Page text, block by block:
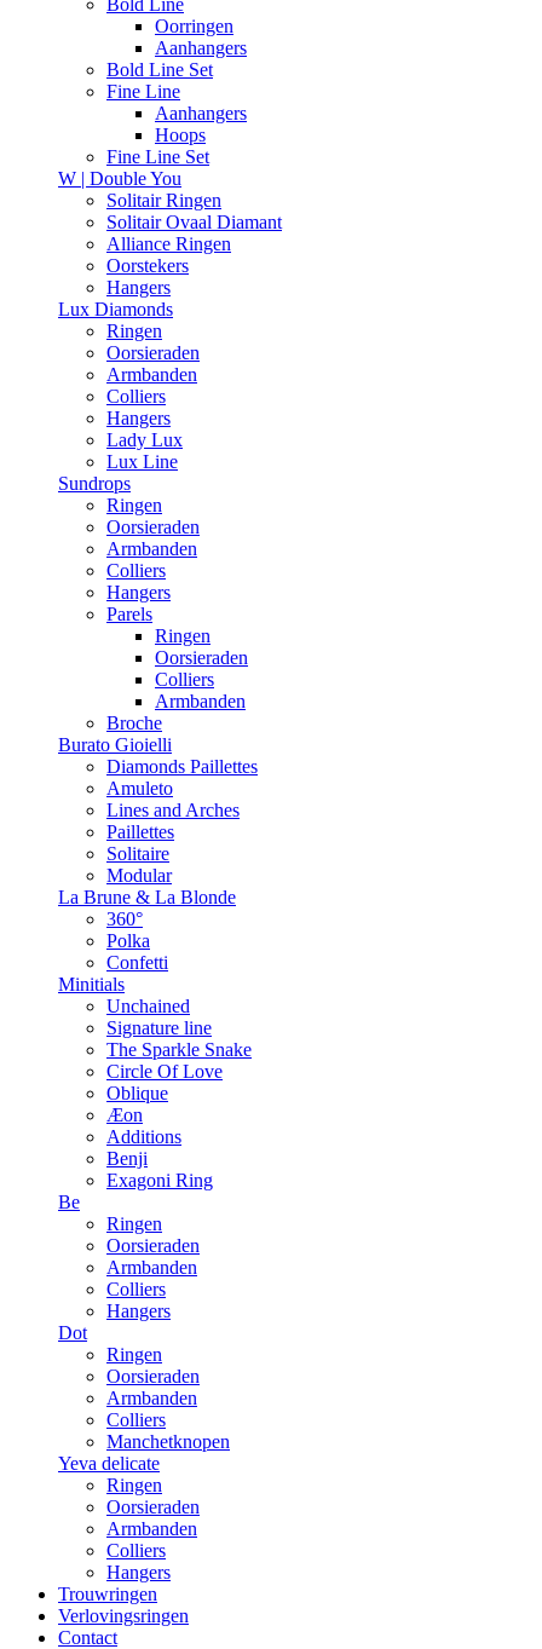
Bold Line
Oorringen
Aanhangers
Bold Line Set
Fine Line
Aanhangers
Hoops
Fine Line Set
W | Double You
Solitair Ringen
Solitair Ovaal Diamant
Alliance Ringen
Oorstekers
Hangers
Lux Diamonds
Ringen
Oorsieraden
Armbanden
Colliers
Hangers
Lady Lux
Lux Line
Sundrops
Ringen
Oorsieraden
Armbanden
Colliers
Hangers
Parels
Ringen
Oorsieraden
Colliers
Armbanden
Broche
Burato Gioielli
Diamonds Paillettes
Amuleto
Lines and Arches
Paillettes
Solitaire
Modular
La Brune & La Blonde
360°
Polka
Confetti
Minitials
Unchained
Signature line
The Sparkle Snake
Circle Of Love
Oblique
Æon
Additions
Benji
Exagoni Ring
Be
Ringen
Oorsieraden
Armbanden
Colliers
Hangers
Dot
Ringen
Oorsieraden
Armbanden
Colliers
Manchetknopen
Yeva delicate
Ringen
Oorsieraden
Armbanden
Colliers
Hangers
Trouwringen
Verlovingsringen
Contact